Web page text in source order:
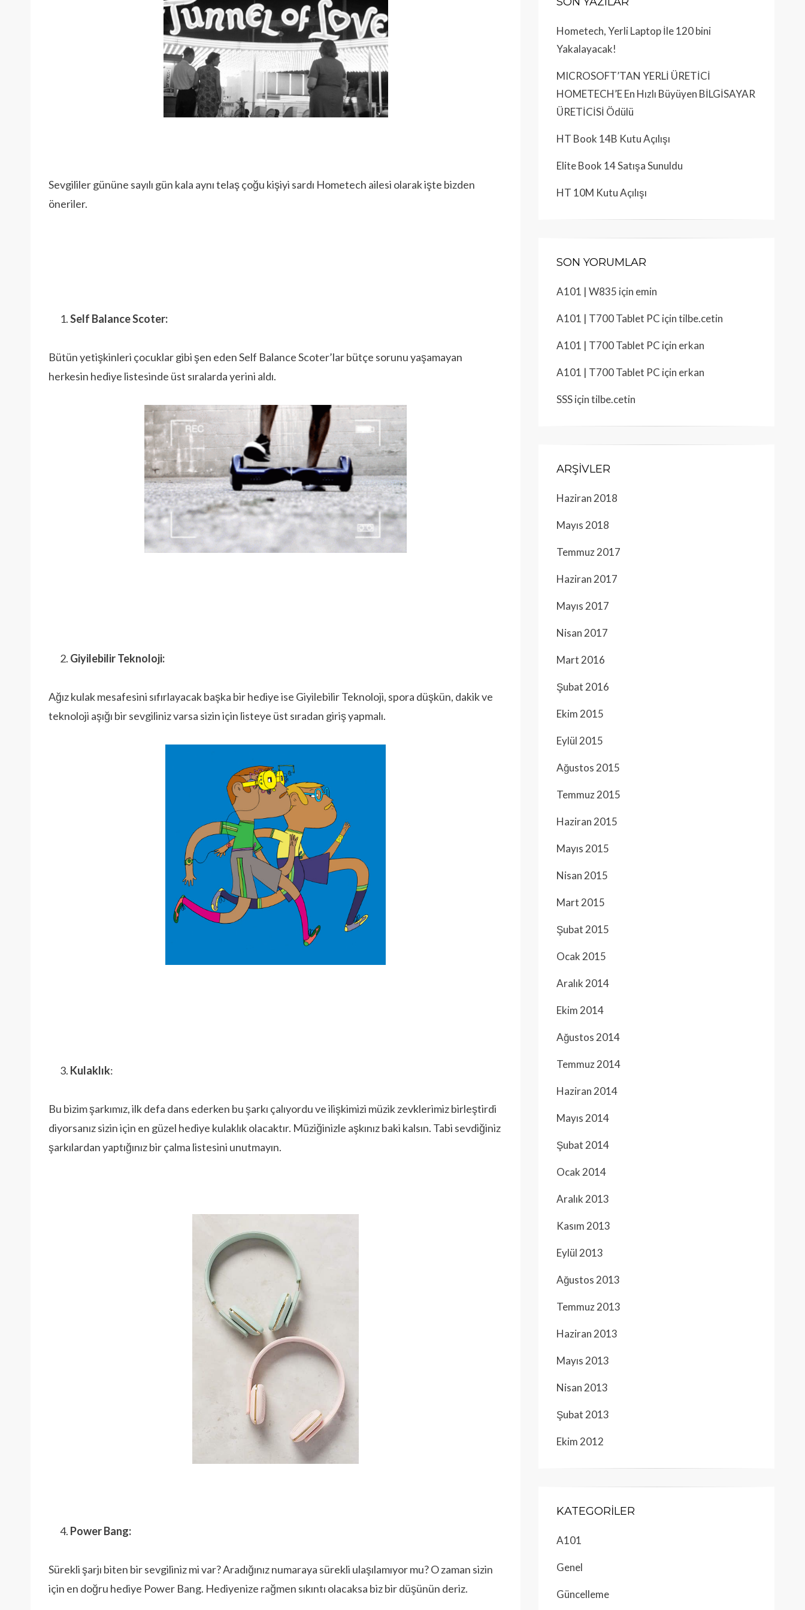
Sevgililer gününe sayılı gün kala aynı telaş çoğu kişiyi sardı Hometech ailesi olarak işte bizden
öneriler.
Self Balance Scoter:
Bütün yetişkinleri çocuklar gibi şen eden Self Balance Scoter’lar bütçe sorunu yaşamayan
herkesin hediye listesinde üst sıralarda yerini aldı.
Giyilebilir Teknoloji:
Ağız kulak mesafesini sıfırlayacak başka bir hediye ise Giyilebilir Teknoloji, spora düşkün, dakik ve
teknoloji aşığı bir sevgiliniz varsa sizin için listeye üst sıradan giriş yapmalı.
Kulaklık:
Bu bizim şarkımız, ilk defa dans ederken bu şarkı çalıyordu ve ilişkimizi müzik zevklerimiz birleştirdi
diyorsanız sizin için en güzel hediye kulaklık olacaktır. Müziğinizle aşkınız baki kalsın. Tabi sevdiğiniz
şarkılardan yaptığınız bir çalma listesini unutmayın.
Power Bang:
Sürekli şarjı biten bir sevgiliniz mi var? Aradığınız numaraya sürekli ulaşılamıyor mu? O zaman sizin
için en doğru hediye Power Bang. Hediyenize rağmen sıkıntı olacaksa biz bir düşünün deriz.
Hometech, Yerli Laptop İle 120 bini
Yakalayacak!
MICROSOFT’TAN YERLİ ÜRETİCİ
HOMETECH’E En Hızlı Büyüyen BİLGİSAYAR
ÜRETİCİSİ Ödülü
HT Book 14B Kutu Açılışı
Elite Book 14 Satışa Sunuldu
HT 10M Kutu Açılışı
SON YORUMLAR
A101 | W835 için emin
A101 | T700 Tablet PC içintilbe.cetin
A101 | T700 Tablet PC için erkan
A101 | T700 Tablet PC için erkan
SSSiçintilbe.cetin
ARŞIVLER
Haziran 2018
Mayıs 2018
Temmuz 2017
Haziran 2017
Mayıs 2017
Nisan 2017
Mart 2016
Şubat 2016
Ekim 2015
Eylül 2015
Ağustos 2015
Temmuz 2015
Haziran 2015
Mayıs 2015
Nisan 2015
Mart 2015
Şubat 2015
Ocak 2015
Aralık 2014
Ekim 2014
Ağustos 2014
Temmuz 2014
Haziran 2014
Mayıs 2014
Şubat 2014
Ocak 2014
Aralık 2013
Kasım 2013
Eylül 2013
Ağustos 2013
Temmuz 2013
Haziran 2013
Mayıs 2013
Nisan 2013
Şubat 2013
Ekim 2012
KATEGORILER
A101
Genel
Güncelleme